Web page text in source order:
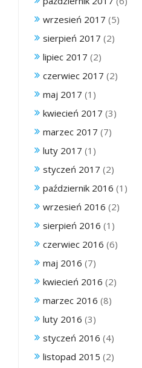
wrzesień 2017 (5)
sierpień 2017 (2)
lipiec 2017 (2)
czerwiec 2017 (2)
maj 2017 (1)
kwiecień 2017 (3)
marzec 2017 (7)
luty 2017 (1)
styczeń 2017 (2)
październik 2016 (1)
wrzesień 2016 (2)
sierpień 2016 (1)
czerwiec 2016 (6)
maj 2016 (7)
kwiecień 2016 (2)
marzec 2016 (8)
luty 2016 (3)
styczeń 2016 (4)
listopad 2015 (2)